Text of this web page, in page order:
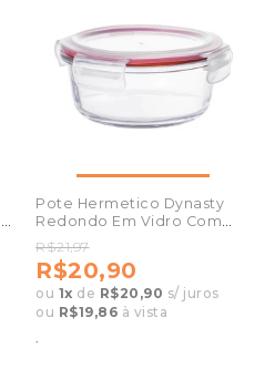
Pote Hermetico Dynasty
Redondo Em Vidro Com
Tampa 400ml 27131
R$21,97
R$20,90
ou 1x de R$20,90 s/ juros
ou R$19,86 à vista
.